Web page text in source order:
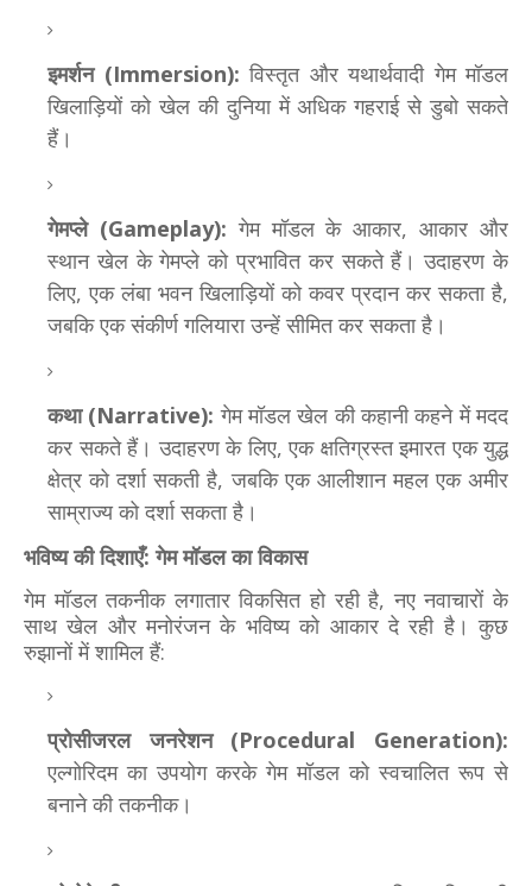
इमर्शन (Immersion): विस्तृत और यथार्थवादी गेम मॉडल
खिलाड़ियों को खेल की दुनिया में अधिक गहराई से डुबो सकते
हैं।
गेमप्ले (Gameplay): गेम मॉडल के आकार, आकार और
स्थान खेल के गेमप्ले को प्रभावित कर सकते हैं। उदाहरण के
लिए, एक लंबा भवन खिलाड़ियों को कवर प्रदान कर सकता है,
जबकि एक संकीर्ण गलियारा उन्हें सीमित कर सकता है।
कथा (Narrative): गेम मॉडल खेल की कहानी कहने में मदद
कर सकते हैं। उदाहरण के लिए, एक क्षतिग्रस्त इमारत एक युद्ध
क्षेत्र को दर्शा सकती है, जबकि एक आलीशान महल एक अमीर
साम्राज्य को दर्शा सकता है।
भविष्य की दिशाएँ: गेम मॉडल का विकास
गेम मॉडल तकनीक लगातार विकसित हो रही है, नए नवाचारों के
साथ खेल और मनोरंजन के भविष्य को आकार दे रही है। कुछ
रुझानों में शामिल हैं:
प्रोसीजरल जनरेशन (Procedural Generation):
एल्गोरिदम का उपयोग करके गेम मॉडल को स्वचालित रूप से
बनाने की तकनीक।